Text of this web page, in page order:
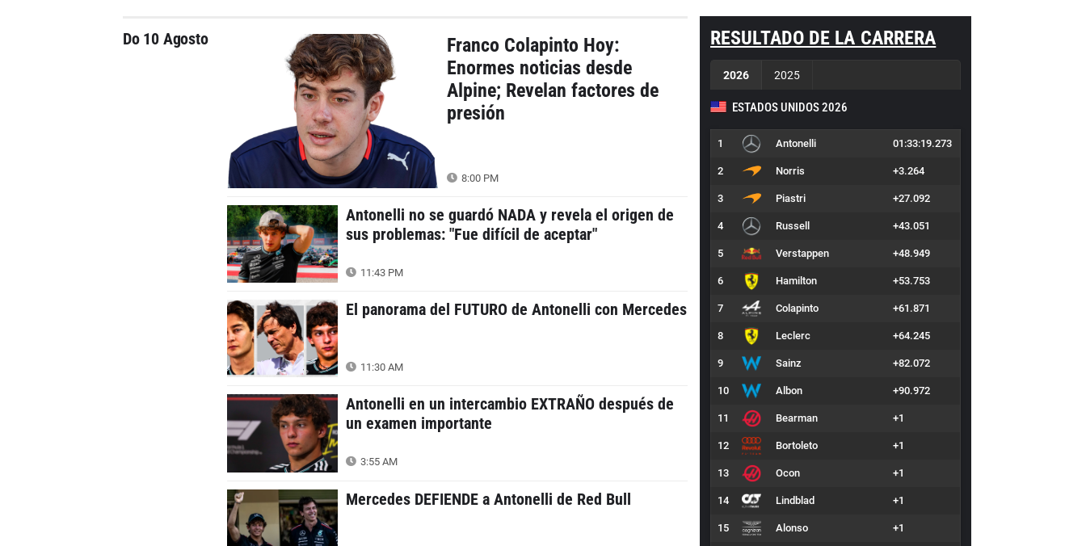
Do 10 Agosto
Franco Colapinto Hoy:
Enormes noticias desde
Alpine; Revelan factores de
presión
8:00 PM
Antonelli no se guardó NADA y revela el origen de
sus problemas: "Fue difícil de aceptar"
11:43 PM
El panorama del FUTURO de Antonelli con Mercedes
11:30 AM
Antonelli en un intercambio EXTRAÑO después de
un examen importante
3:55 AM
Mercedes DEFIENDE a Antonelli de Red Bull
RESULTADO DE LA CARRERA
2026 2025
ESTADOS UNIDOS 2026
1 Antonelli 01:33:19.273
2 Norris +3.264
3 Piastri +27.092
4 Russell +43.051
5 Verstappen +48.949
6 Hamilton +53.753
7 Colapinto +61.871
8 Leclerc +64.245
9 Sainz +82.072
10 Albon +90.972
11 Bearman +1
12 Bortoleto +1
13 Ocon +1
14 Lindblad +1
15 Alonso +1